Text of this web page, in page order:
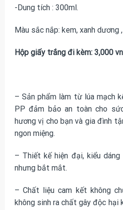
-Dung tích : 300ml.
Màu sắc nắp: kem, xanh dương
Hộp giấy trắng đi kèm: 3,000
– Sản phẩm làm từ lúa mạch
PP đảm bảo an toàn cho
hương vị cho bạn và gia đình
ngon miệng.
– Thiết kế hiện đại, kiểu
nhưng bắt mắt.
– Chất liệu cam kết không
không sinh ra chất gây độc